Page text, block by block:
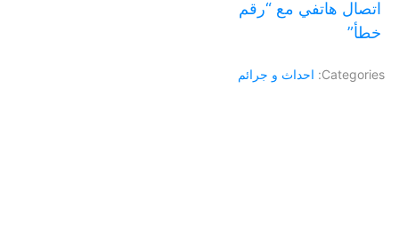
اتصال هاتفي مع “رقم
خطأ”
Categories: احداث و جرائم